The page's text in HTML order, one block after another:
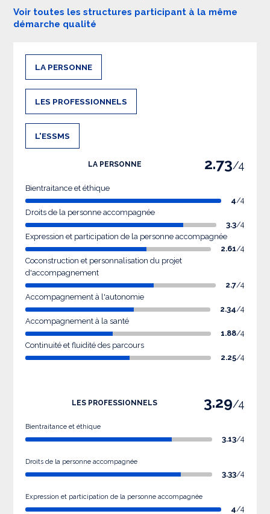
Voir toutes les structures participant à la même
démarche qualité
LA PERSONNE
LES PROFESSIONNELS
L'ESSMS
LA PERSONNE 2.73/4
Bientraitance et éthique
4/4
Droits de la personne accompagnée
3.3/4
Expression et participation de la personne accompagnée
2.61/4
Coconstruction et personnalisation du projet
d'accompagnement
2.7/4
Accompagnement à l'autonomie
2.34/4
Accompagnement à la santé
1.88/4
Continuité et fluidité des parcours
2.25/4
LES PROFESSIONNELS 3.29/4
Bientraitance et éthique
3.13/4
Droits de la personne accompagnée
3.33/4
Expression et participation de la personne accompagnée
4/4